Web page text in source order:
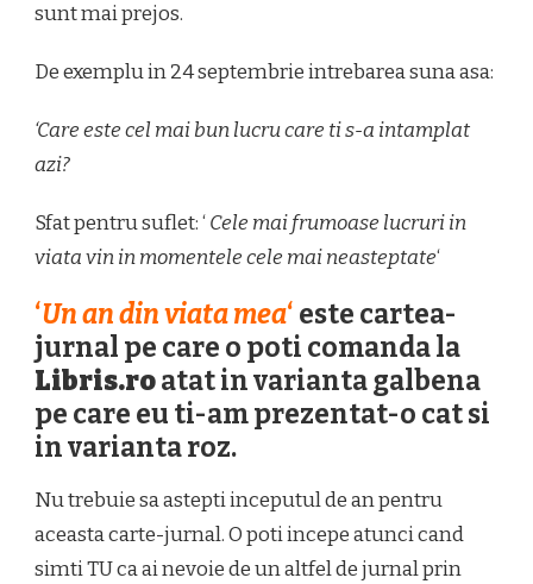
sunt mai prejos.
De exemplu in 24 septembrie intrebarea suna asa:
‘Care este cel mai bun lucru care ti s-a intamplat
azi?
Sfat pentru suflet: ‘Cele mai frumoase lucruri in
viata vin in momentele cele mai neasteptate‘
‘Un an din viata mea‘ este cartea-
jurnal pe care o poti comanda la
Libris.roatat in varianta galbena
pe care eu ti-am prezentat-o cat si
in varianta roz.
Nu trebuie sa astepti inceputul de an pentru
aceasta carte-jurnal. O poti incepe atunci cand
simti TU ca ai nevoie de un altfel de jurnal prin